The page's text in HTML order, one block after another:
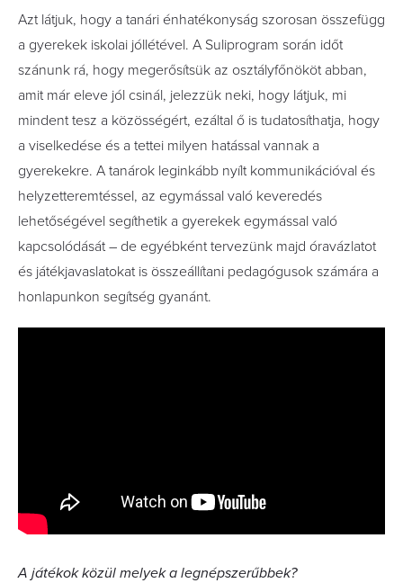
Azt látjuk, hogy a tanári énhatékonyság szorosan összefügg
a gyerekek iskolai jóllétével. A Suliprogram során időt
szánunk rá, hogy megerősítsük az osztályfőnököt abban,
amit már eleve jól csinál, jelezzük neki, hogy látjuk, mi
mindent tesz a közösségért, ezáltal ő is tudatosíthatja, hogy
a viselkedése és a tettei milyen hatással vannak a
gyerekekre. A tanárok leginkább nyílt kommunikációval és
helyzetteremtéssel, az egymással való keveredés
lehetőségével segíthetik a gyerekek egymással való
kapcsolódását – de egyébként tervezünk majd óravázlatot
és játékjavaslatokat is összeállítani pedagógusok számára a
honlapunkon segítség gyanánt.
A játékok közül melyek a legnépszerűbbek?